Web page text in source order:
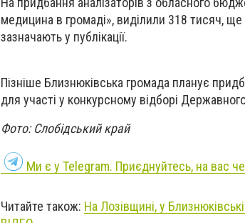
медицина в громаді», виділили 318 тисяч,
зазначають у публікації.
Пізніше Близнюківська громада планує
для участі у конкурсному відборі
Фото: Слобідський край
Ми є у Telegram. Приєднуйтесь, на вас
Читайте також: На Лозівщині, у